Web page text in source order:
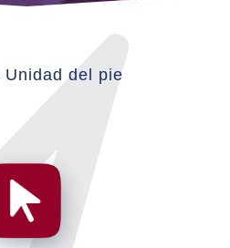
Unidad del pie